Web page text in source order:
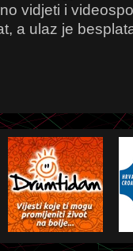
vidjeti i
a ulaz je